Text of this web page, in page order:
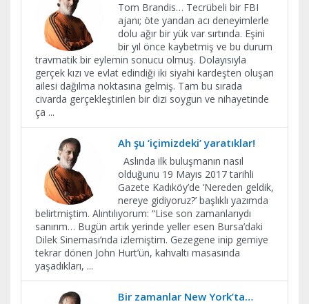
Tom Brandis… Tecrübeli bir FBI
ajanı; öte yandan acı deneyimlerle
dolu ağır bir yük var sırtında. Eşini
bir yıl önce kaybetmiş ve bu durum
travmatik bir eylemin sonucu olmuş. Dolayısıyla
gerçek kızı ve evlat edindiği iki siyahi kardeşten oluşan
ailesi dağılma noktasına gelmiş. Tam bu sırada
civarda gerçekleştirilen bir dizi soygun ve nihayetinde
ça ...
Ah şu ‘içimizdeki’ yaratıklar!
Aslında ilk buluşmanın nasıl
olduğunu 19 Mayıs 2017 tarihli
Gazete Kadıköy’de ‘Nereden geldik,
nereye gidiyoruz?’ başlıklı yazımda
belirtmiştim. Alıntılıyorum: “Lise son zamanlarıydı
sanırım… Bugün artık yerinde yeller esen Bursa’daki
Dilek Sineması’nda izlemiştim. Gezegene inip gemiye
tekrar dönen John Hurt’ün, kahvaltı masasında
yaşadıkları, ...
Bir zamanlar New York’ta…